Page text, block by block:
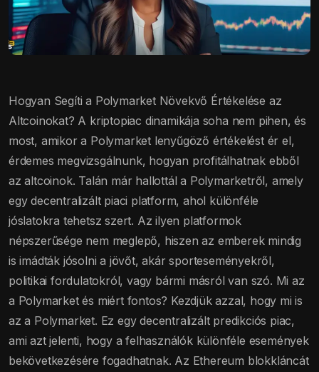
Hogyan Segíti a Polymarket Növekvő Értékelése az
Altcoinokat? A kriptopiac dinamikája soha nem pihen, és
most, amikor a Polymarket lenyűgöző értékelést ér el,
érdemes megvizsgálnunk, hogyan profitálhatnak ebből
az altcoinok. Talán már hallottál a Polymarketről, amely
egy decentralizált piaci platform, ahol különféle
jóslatokra tehetsz szert. Az ilyen platformok
népszerűsége nem meglepő, hiszen az emberek mindig
is imádták jósolni a jövőt, akár sporteseményekről,
politikai fordulatokról, vagy bármi másról van szó. Mi az
a Polymarket és miért fontos? Kezdjük azzal, hogy mi is
az a Polymarket. Ez egy decentralizált predikciós piac,
ami azt jelenti, hogy a felhasználók különféle események
bekövetkezésére fogadhatnak. Az Ethereum blokkláncát